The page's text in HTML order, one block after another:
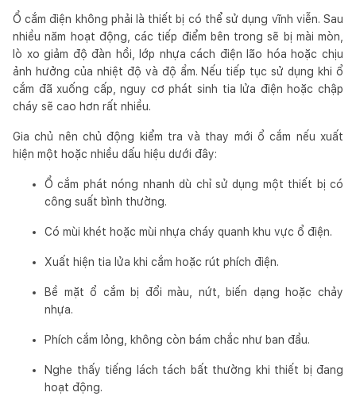
Ổ cắm điện không phải là thiết bị có thể sử dụng vĩnh viễn. Sau
nhiều năm hoạt động, các tiếp điểm bên trong sẽ bị mài mòn,
lò xo giảm độ đàn hồi, lớp nhựa cách điện lão hóa hoặc chịu
ảnh hưởng của nhiệt độ và độ ẩm. Nếu tiếp tục sử dụng khi ổ
cắm đã xuống cấp, nguy cơ phát sinh tia lửa điện hoặc chập
cháy sẽ cao hơn rất nhiều.
Gia chủ nên chủ động kiểm tra và thay mới ổ cắm nếu xuất
hiện một hoặc nhiều dấu hiệu dưới đây:
Ổ cắm phát nóng nhanh dù chỉ sử dụng một thiết bị có
công suất bình thường.
Có mùi khét hoặc mùi nhựa cháy quanh khu vực ổ điện.
Xuất hiện tia lửa khi cắm hoặc rút phích điện.
Bề mặt ổ cắm bị đổi màu, nứt, biến dạng hoặc chảy
nhựa.
Phích cắm lỏng, không còn bám chắc như ban đầu.
Nghe thấy tiếng lách tách bất thường khi thiết bị đang
hoạt động.